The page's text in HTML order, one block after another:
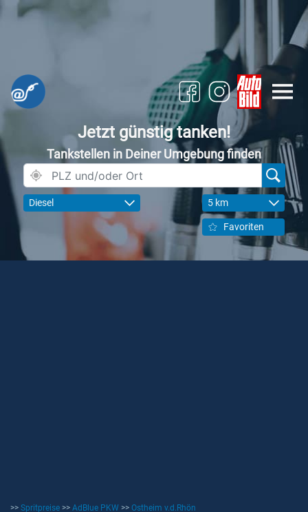
Jetzt günstig tanken!
Tankstellen in Deiner Umgebung finden
Diesel 5 km
Favoriten
>> Spritpreise >> AdBlue PKW >> Ostheim v.d.Rhön